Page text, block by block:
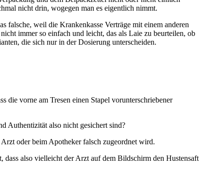
nicht drin, wogegen man es eigentlich nimmt.
falsche, weil die Krankenkasse Verträge mit einem anderen
immer so einfach und leicht, das als Laie zu beurteilen, ob
die sich nur in der Dosierung unterscheiden.
die vorne am Tresen einen Stapel vorunterschriebener
Authentizität also nicht gesichert sind?
oder beim Apotheker falsch zugeordnet wird.
dass also vielleicht der Arzt auf dem Bildschirm den Hustensaft